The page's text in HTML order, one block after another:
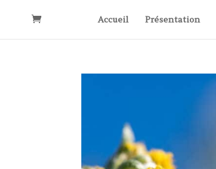
Accueil Présentation